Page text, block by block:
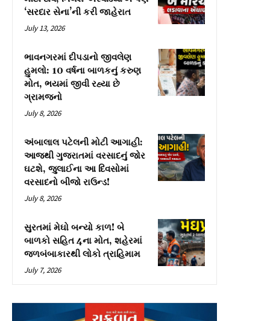
‘સરદાર સેના’ની કરી જાહેરાત
July 13, 2026
ભાવનગરમાં દીપડાનો જીવલેણ
હુમલો: 10 વર્ષના બાળકનું કરુણ
મોત, ભયમાં જીવી રહ્યા છે
ગ્રામજનો
July 8, 2026
અંબાલાલ પટેલની મોટી આગાહી:
આજથી ગુજરાતમાં વરસાદનું જોર
ઘટશે, જુલાઈના આ દિવસોમાં
વરસાદનો બીજો રાઉન્ડ!
July 8, 2026
સુરતમાં મેઘો બન્યો કાળ! બે
બાળકો સહિત 4ના મોત, શહેરમાં
જળબંબાકારથી લોકો ત્રાહિમામ
July 7, 2026